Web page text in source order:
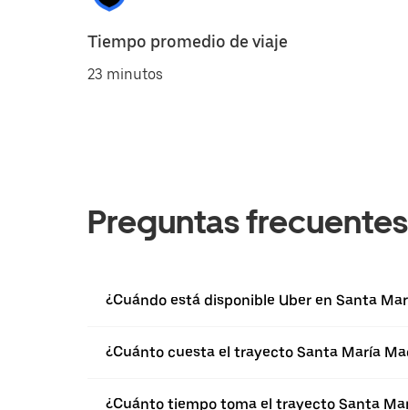
Tiempo promedio de viaje
23 minutos
Preguntas frecuentes
¿Cuándo está disponible Uber en Santa
¿Cuánto cuesta el trayecto Santa María
¿Cuánto tiempo toma el trayecto Santa